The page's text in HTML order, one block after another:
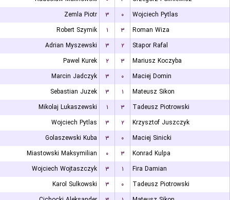
Zemla Piotr
۳ ۰
Wojciech Pytlas
Robert Szymik
۱ ۳
Roman Wiza
Adrian Myszewski
۳ ۲
Stapor Rafal
Pawel Kurek
۲ ۳
Mariusz Koczyba
Marcin Jadczyk
۳ ۰
Maciej Domin
Sebastian Juzek
۳ ۱
Mateusz Sikon
Mikolaj Lukaszewski
۱ ۳
Tadeusz Piotrowski
Wojciech Pytlas
۳ ۲
Krzysztof Juszczyk
Golaszewski Kuba
۳ ۰
Maciej Sinicki
Miastowski Maksymilian
۰ ۳
Konrad Kulpa
Wojciech Wojtaszczyk
۳ ۱
Fira Damian
Karol Sulkowski
۳ ۰
Tadeusz Piotrowski